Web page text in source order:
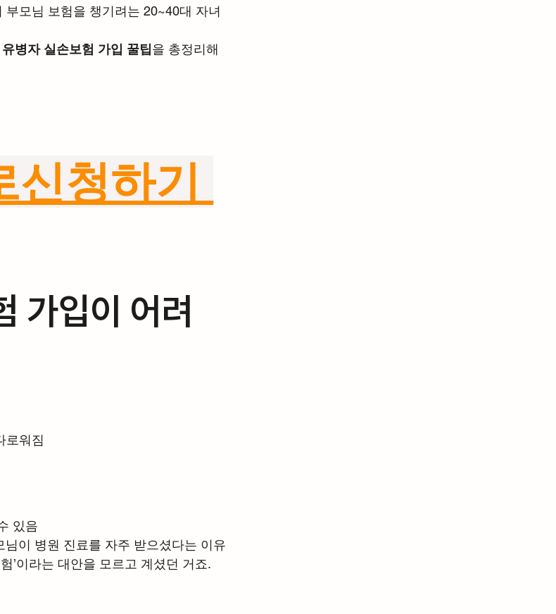
모님 보험을 챙기려는 20~40대 자녀
병자 실손보험 가입 꿀팁을 총정리해
신청하기
가입이 어려
로워짐
있음
이 병원 진료를 자주 받으셨다는 이유
’이라는 대안을 모르고 계셨던 거죠.